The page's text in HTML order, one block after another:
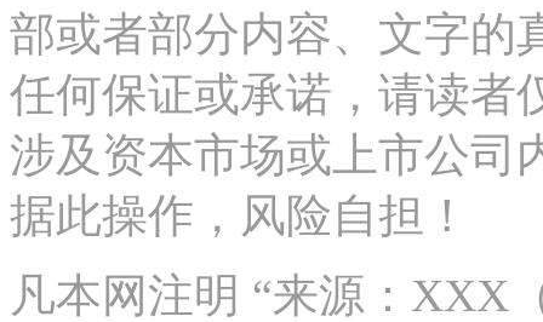
部或者部分内容、文字的
任何保证或承诺，请读者
涉及资本市场或上市公司
据此操作，风险自担！
凡本网注明 “来源：XXX